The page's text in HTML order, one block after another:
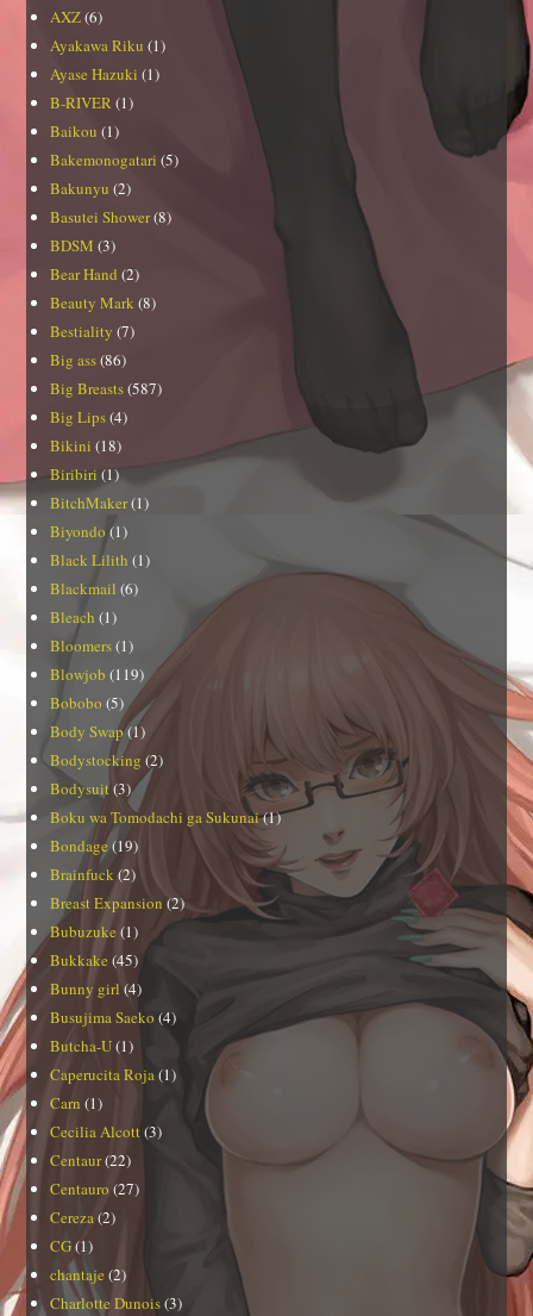
AXZ(6)
Ayakawa Riku (1)
Ayase Hazuki (1)
B-RIVER (1)
Baikou (1)
Bakemonogatari (5)
Bakunyu (2)
Basutei Shower(8)
BDSM (3)
Bear Hand (2)
Beauty Mark (8)
Bestiality (7)
Big ass(86)
Big Breasts(587)
Big Lips(4)
Bikini (18)
Biribiri (1)
BitchMaker(1)
Biyondo (1)
Black Lilith (1)
Blackmail (6)
Bleach (1)
Bloomers(1)
Blowjob (119)
Bobobo (5)
Body Swap(1)
Bodystocking (2)
Bodysuit(3)
Boku wa Tomodachi ga Sukunai(1)
Bondage(19)
Brainfuck (2)
Breast Expansion (2)
Bubuzuke (1)
Bukkake (45)
Bunny girl (4)
Busujima Saeko (4)
Butcha-U(1)
Caperucita Roja (1)
Carn (1)
Cecilia Alcott (3)
Centaur(22)
Centauro (27)
Cereza (2)
CG(1)
chantaje (2)
Charlotte Dunois(3)